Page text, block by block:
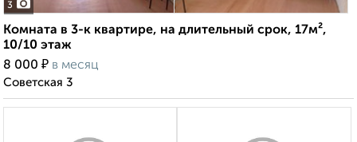
3
Комната в 3-к квартире, на длительный срок, 17м²,
10/10 этаж
8 000 ₽ в месяц
Советская 3